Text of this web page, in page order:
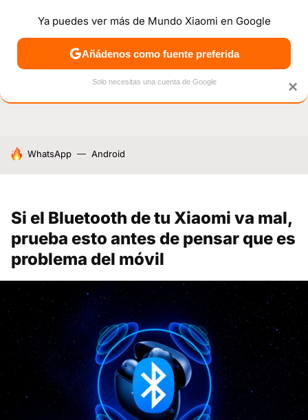
NOTICIAS MÓVILES TUTORIALES OFERTAS
HOY SE HABLA DE
WhatsApp Android
Si el Bluetooth de tu Xiaomi va mal,
prueba esto antes de pensar que es
problema del móvil
×
Ya puedes ver más de Mundo Xiaomi en Google
Añádenos como fuente preferida
Solo necesitas una cuenta de Google